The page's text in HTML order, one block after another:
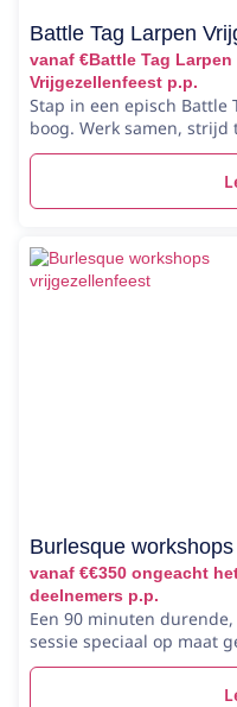
Battle Tag Larpen
vanaf €Battle Tag Larpen
Vrijgezellenfeest p.p.
Stap in een episch Battle
boog. Werk samen, strijd
Burlesque workshops
vanaf €€350 ongeacht
deelnemers p.p.
Een 90 minuten
sessie speciaal op maat